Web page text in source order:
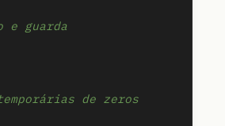
e guarda
de zeros